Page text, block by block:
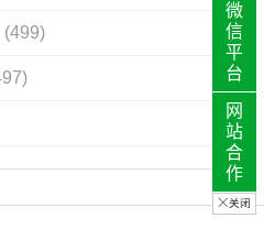
(499)
微
信
平
台
网
站
合
作
关闭